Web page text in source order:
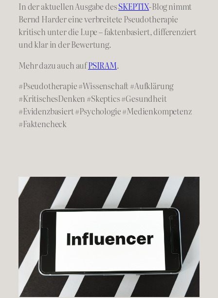
In der aktuellen Ausgabe desSKEPTIX-Blog nimmt
Bernd Harder eine verbreitete Pseudotherapie
kritisch unter die Lupe – faktenbasiert, differenziert
und klar in der Bewertung.
Mehr dazu auch aufPSIRAM.
#Pseudotherapie #Wissenschaft #Aufklärung
#KritischesDenken #Skeptics #Gesundheit
#Evidenzbasiert #Psychologie #Medienkompetenz
#Faktencheck